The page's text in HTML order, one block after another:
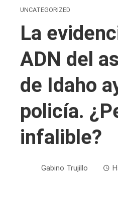
UNCATEGORIZED
La
ADN del
de Idaho
policía.
infalible?
Gabino Trujillo